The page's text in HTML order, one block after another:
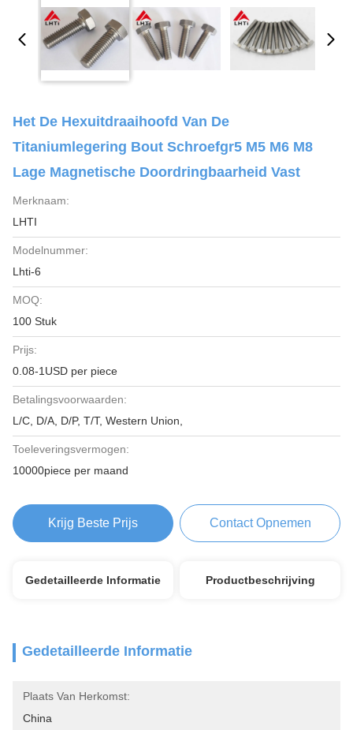
Het De Hexuitdraaihoofd Van De
Titaniumlegering Bout Schroefgr5 M5 M6 M8
Lage Magnetische Doordringbaarheid Vast
Merknaam:
LHTI
Modelnummer:
Lhti-6
MOQ:
100 Stuk
Prijs:
0.08-1USD per piece
Betalingsvoorwaarden:
L/C, D/A, D/P, T/T, Western Union,
Toeleveringsvermogen:
10000piece per maand
Krijg Beste Prijs Contact Opnemen
Gedetailleerde Informatie Productbeschrijving
Gedetailleerde Informatie
Plaats Van Herkomst:
China